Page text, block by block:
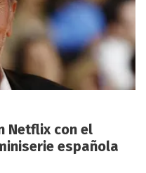
Netflix con el
española